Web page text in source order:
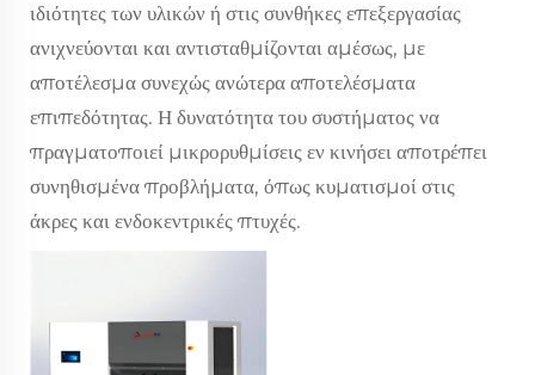
ιδιότητες των υλικών ή στις συνθήκες επεξεργασίας
ανιχνεύονται και αντισταθμίζονται αμέσως, με
αποτέλεσμα συνεχώς ανώτερα αποτελέσματα
επιπεδότητας. Η δυνατότητα του συστήματος να
πραγματοποιεί μικρορυθμίσεις εν κινήσει αποτρέπει
συνηθισμένα προβλήματα, όπως κυματισμοί στις
άκρες και ενδοκεντρικές πτυχές.